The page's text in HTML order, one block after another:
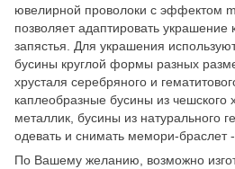
ювелирной проволоки с эффектом
позволяет адаптировать
запястья. Для украшения
бусины круглой формы разных
хрусталя серебряного и
каплеобразные бусины из чешского
металлик, бусины из натурального
одевать и снимать мемори-браслет
По Вашему желанию, возможно